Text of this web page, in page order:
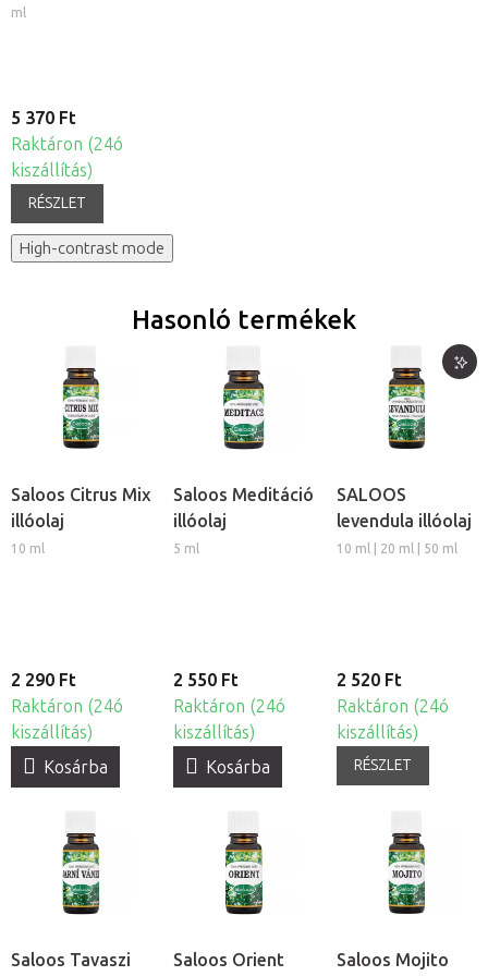
ml
5 370 Ft
Raktáron (24ó
kiszállítás)
RÉSZLET
High-contrast mode
Hasonló termékek
Saloos Citrus Mix
illóolaj
10 ml
2 290 Ft
Raktáron (24ó
kiszállítás)
Kosárba
Saloos Meditáció
illóolaj
5 ml
2 550 Ft
Raktáron (24ó
kiszállítás)
Kosárba
SALOOS
levendula illóolaj
10 ml | 20 ml | 50 ml
2 520 Ft
Raktáron (24ó
kiszállítás)
RÉSZLET
Saloos Tavaszi Saloos Orient Saloos Mojito